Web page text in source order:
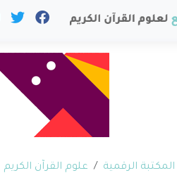
المكتبة الرقمية علوم القرآن الكريم